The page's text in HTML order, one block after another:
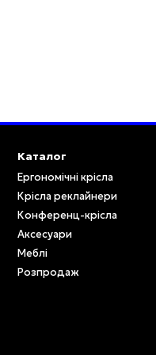
Каталог
Ергономічні крісла
Крісла реклайнери
Конференц-крісла
Аксесуари
Меблі
Розпродаж